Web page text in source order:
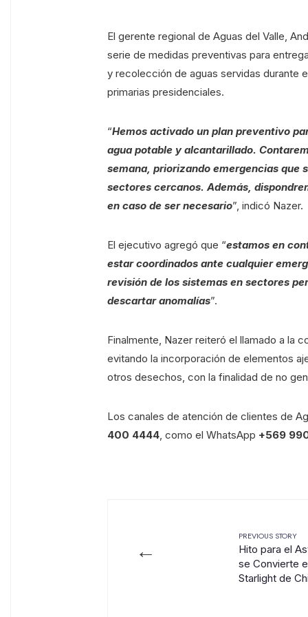
El gerente regional de Aguas del Valle,
serie de medidas preventivas para
y recolección de aguas servidas durante
primarias presidenciales.
“Hemos activado un plan preventivo
agua potable y alcantarillado.
semana, priorizando emergencias que
sectores cercanos. Además,
en caso de ser necesario”, indicó Nazer.
El ejecutivo agregó que “estamos en
estar coordinados ante cualquier
revisión de los sistemas en sectores
descartar anomalías”.
Finalmente, Nazer reiteró el llamado a la
evitando la incorporación de elementos
otros desechos, con la finalidad de no
Los canales de atención de clientes de
400 4444 , como el WhatsApp +569
←
PREVIOUS STORY
Hito para el
se Convierte
Starlight de